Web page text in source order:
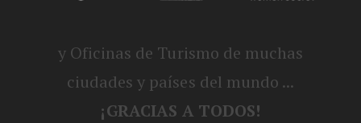
y Oficinas de Turismo de muchas
ciudades y países del mundo ...
¡GRACIAS A TODOS!